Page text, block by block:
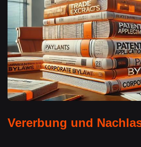
Vererbung und